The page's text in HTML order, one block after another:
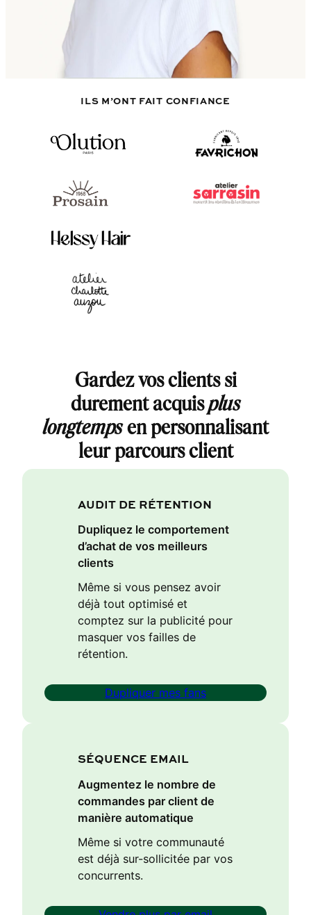
ILS M’ONT FAIT CONFIANCE
Gardez vos clients si
durement acquisplus
longtempsen personnalisant
leur parcours client
AUDIT DE RÉTENTION
Dupliquez le comportement
d’achat de vos meilleurs
clients
Même si vous pensez avoir
déjà tout optimisé et
comptez sur la publicité pour
masquer vos failles de
rétention.
Dupliquer mes fans
SÉQUENCE EMAIL
Augmentez le nombre de
commandes par client de
manière automatique
Même si votre communauté
est déjà sur-sollicitée par vos
concurrents.